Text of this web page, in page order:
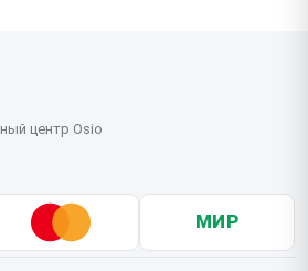
центр Osio
МИР